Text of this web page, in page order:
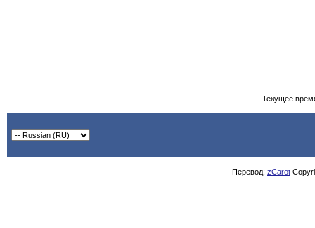
Текущее
Перевод: zCarot